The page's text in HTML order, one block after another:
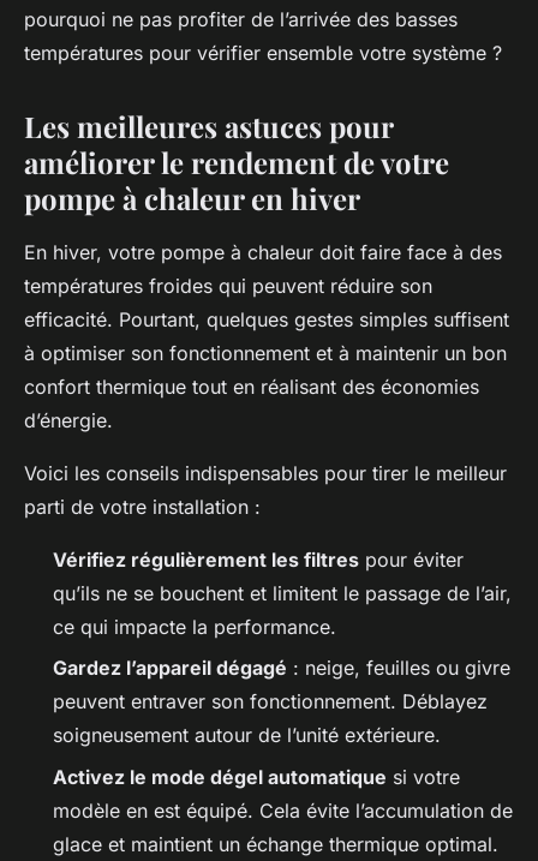
pourquoi ne pas profiter de l’arrivée des basses
températures pour vérifier ensemble votre système ?
Les meilleures astuces pour
améliorer le rendement de votre
pompe à chaleur en hiver
En hiver, votre pompe à chaleur doit faire face à des
températures froides qui peuvent réduire son
efficacité. Pourtant, quelques gestes simples suffisent
à optimiser son fonctionnement et à maintenir un bon
confort thermique tout en réalisant des économies
d’énergie.
Voici les conseils indispensables pour tirer le meilleur
parti de votre installation :
Vérifiez régulièrement les filtres pour éviter
qu’ils ne se bouchent et limitent le passage de l’air,
ce qui impacte la performance.
Gardez l’appareil dégagé : neige, feuilles ou givre
peuvent entraver son fonctionnement. Déblayez
soigneusement autour de l’unité extérieure.
Activez le mode dégel automatique si votre
modèle en est équipé. Cela évite l’accumulation de
glace et maintient un échange thermique optimal.